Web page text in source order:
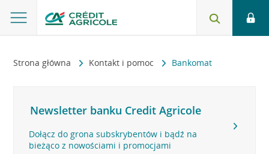
Strona główna Kontakt i pomoc Bankomat
Newsletter banku Credit Agricole
Dołącz do grona subskrybentów i bądź na
bieżąco z nowościami i promocjami